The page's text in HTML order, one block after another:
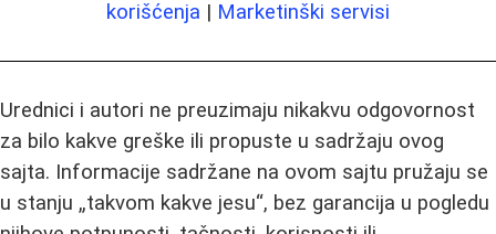
korišćenja | Marketinški servisi
Urednici i autori ne preuzimaju nikakvu odgovornost
za bilo kakve greške ili propuste u sadržaju ovog
sajta. Informacije sadržane na ovom sajtu pružaju se
u stanju „takvom kakve jesu“, bez garancija u pogledu